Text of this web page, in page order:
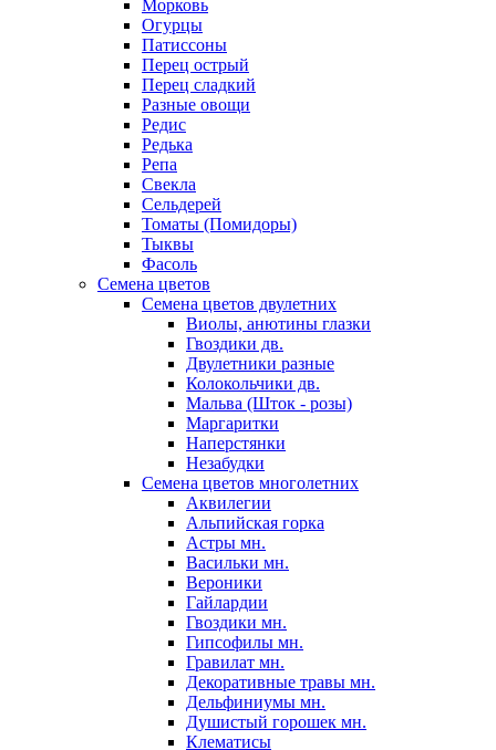
Морковь
Огурцы
Патиссоны
Перец острый
Перец сладкий
Разные овощи
Редис
Редька
Репа
Свекла
Сельдерей
Томаты (Помидоры)
Тыквы
Фасоль
Семена цветов
Семена цветов двулетних
Виолы, анютины глазки
Гвоздики дв.
Двулетники разные
Колокольчики дв.
Мальва (Шток - розы)
Маргаритки
Наперстянки
Незабудки
Семена цветов многолетних
Аквилегии
Альпийская горка
Астры мн.
Васильки мн.
Вероники
Гайлардии
Гвоздики мн.
Гипсофилы мн.
Гравилат мн.
Декоративные травы мн.
Дельфиниумы мн.
Душистый горошек мн.
Клематисы